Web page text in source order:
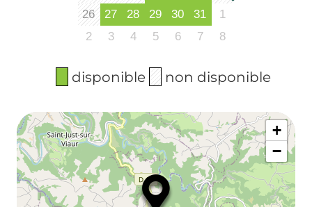
26 27 28 29 30 31
1
2
3 4 5 6 7 8
disponible non disponible
+
−